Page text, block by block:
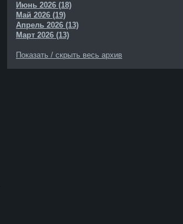
Июнь 2026 (18)
Май 2026 (19)
Апрель 2026 (13)
Март 2026 (13)
Показать / скрыть весь архив